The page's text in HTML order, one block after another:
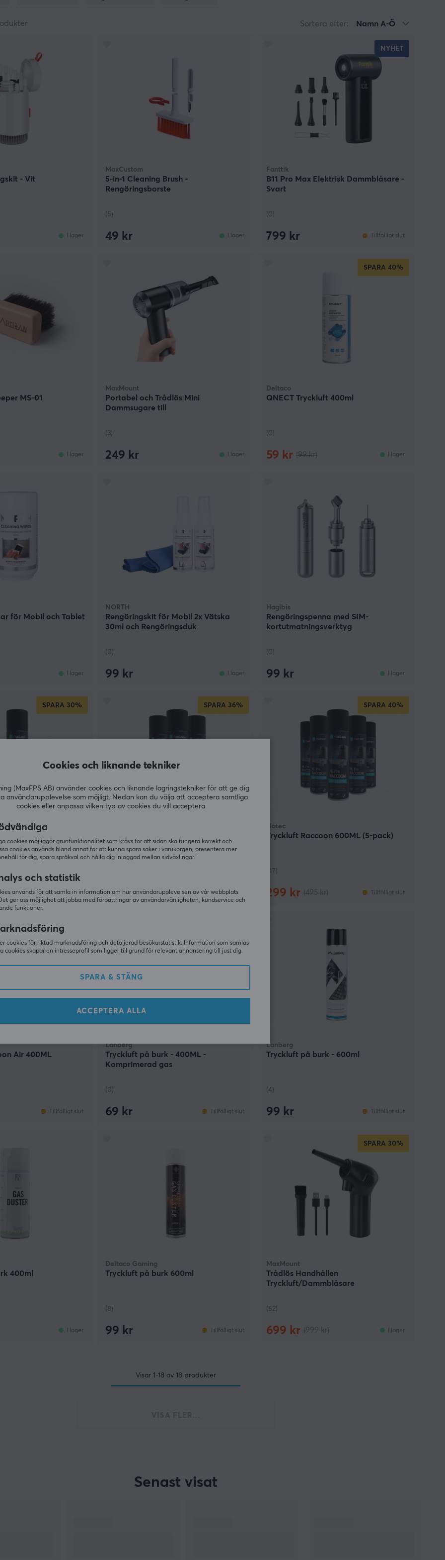
rengöringsprodukter som får musen skinande ren och du slipper alla fettiga fingeravtryck och otrevliga
behöver rengöras med jämna mellanrum så att den håller sig fräsch och handlar du produkter från oss
roll om det är en laser- eller en optisk mus som du använder dig av. Våra produkter är tillverkade för att
kan du komma tillrätta med ditt smutsiga datortillbehör. Här hittar du servetter eller tryckluft som kan
av gaming mus och som kommer till riktigt bra användning. Tillverkarna bakom produkterna varierar
prisklasserna. Du behöver med andra ord inte känna dig osäker på om du har råd att ha det städat omkring
bort att koppla ur ditt pekdon innan du drar igång och se över om dina musfötter behöver bytas ut. Cirka en
vara tillräckligt.
Sortera efter: Namn A-Ö
- Vit
I lager
MaxCustom
5-in-1 Cleaning Brush -
Rengöringsborste
(5)
49 kr I lager
NYHET
Fanttik
B11 Pro Max Elektrisk Dammblåsare -
Svart
(0)
799 kr Tillfälligt slut
MS-01
I lager
MaxMount
Portabel och Trådlös Mini
Dammsugare till
(3)
249 kr I lager
SPARA 40%
Deltaco
QNECT Tryckluft 400ml
(0)
59 kr I lager
för Mobil och Tablet
I lager
NORTH
Rengöringskit för Mobil 2x Vätska
30ml och Rengöringsduk
(0)
99 kr I lager
Hagibis
Rengöringspenna med SIM-
kortutmatningsverktyg
(0)
99 kr I lager
SPARA 30%
600ML
Tillfälligt slut
SPARA 36%
189 kr (297 kr) Tillfälligt slut
SPARA 40%
Natec
Tryckluft Raccoon 600ML (5-pack)
(47)
299 kr Tillfälligt slut
Air 400ML
Tillfälligt slut
Lanberg
Tryckluft på burk - 400ML -
Komprimerad gas
(0)
69 kr Tillfälligt slut
Lanberg
Tryckluft på burk - 600ml
(4)
99 kr Tillfälligt slut
400ml
I lager
Deltaco Gaming
Tryckluft på burk 600ml
(8)
99 kr Tillfälligt slut
SPARA 30%
MaxMount
Trådlös Handhållen
Tryckluft/Dammblåsare
(52)
699 kr I lager
Visar 1-18 av 18 produkter
Senast visat
Cookies och liknande tekniker
(MaxFPS AB) använder cookies och liknande lagringstekniker för att ge dig
användarupplevelse som möjligt. Nedan kan du välja att acceptera samtliga
cookies eller anpassa vilken typ av cookies du vill acceptera.
cookies möjliggör grunfunktionalitet som krävs för att sidan ska fungera korrekt och
cookies används bland annat för att kunna spara saker i varukorgen, presentera mer
för dig, spara språkval och hålla dig inloggad mellan sidväxlingar.
och statistik
används för att samla in information om hur användarupplevelsen av vår webbplats
ger oss möjlighet att jobba med förbättringar av användarvänligheten, kundservice och
funktioner.
cookies för riktad marknadsföring och detaljerad besökarstatistik. Information som samlas
cookies skapar en intresseprofil som ligger till grund för relevant annonsering till just dig.
SPARA & STÄNG
ACCEPTERA ALLA